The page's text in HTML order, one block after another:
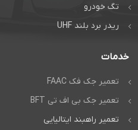
تگ خودرو
ریدر برد بلند UHF
خدمات
تعمیر جک فک FAAC
تعمیر جک بی اف تی BFT
تعمیر راهبند ایتالیایی